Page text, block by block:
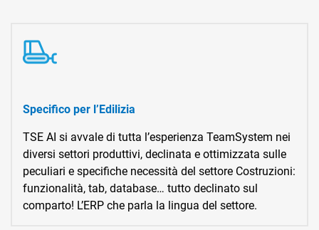
Specifico per l’Edilizia
TSE AI si avvale di tutta l’esperienza TeamSystem nei
diversi settori produttivi, declinata e ottimizzata sulle
peculiari e specifiche necessità del settore Costruzioni:
funzionalità, tab, database… tutto declinato sul
comparto! L’ERP che parla la lingua del settore.